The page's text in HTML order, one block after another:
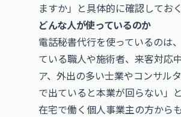
ますか」と具体的に確認してお
どんな人が使っているのか
電話秘書代行を使っているのは
ている職人や施術者、来客対応
ア、外出の多い士業やコンサル
で出ていると本業が回らない」
在宅で働く個人事業主の方から